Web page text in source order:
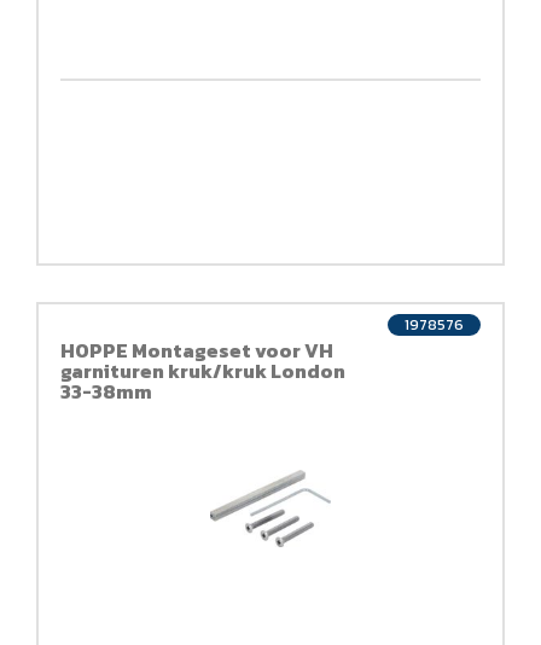
HOPPE Montageset voor VH
garnituren kruk/kruk London
33-38mm
1978576